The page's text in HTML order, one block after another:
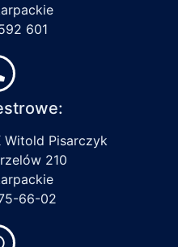
601
Witold Pisarczyk
210
66-02